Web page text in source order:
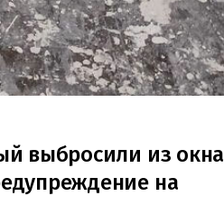
выбросили из окна
на